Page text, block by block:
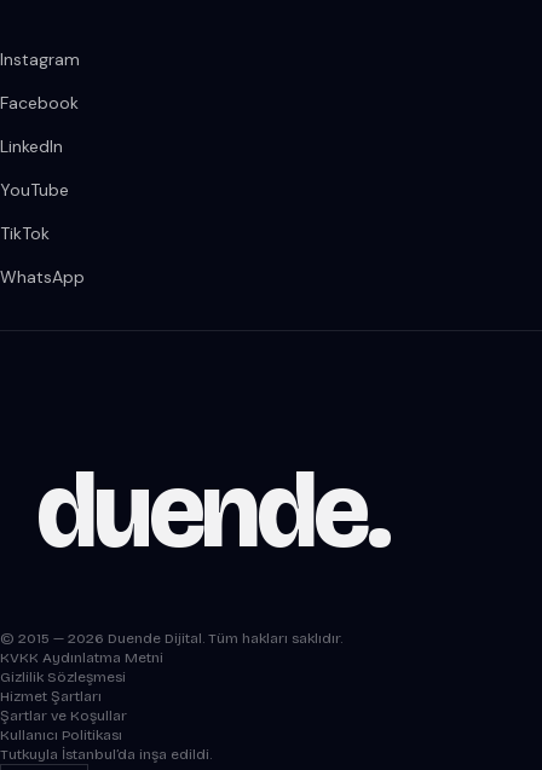
Instagram
Facebook
LinkedIn
YouTube
TikTok
WhatsApp
duende.
© 2015 — 2026 Duende Dijital. Tüm hakları saklıdır.
KVKK Aydınlatma Metni
Gizlilik Sözleşmesi
Hizmet Şartları
Şartlar ve Koşullar
Kullanıcı Politikası
Tutkuyla İstanbul’da inşa edildi.